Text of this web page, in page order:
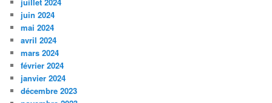
juillet 2024
juin 2024
mai 2024
avril 2024
mars 2024
février 2024
janvier 2024
décembre 2023